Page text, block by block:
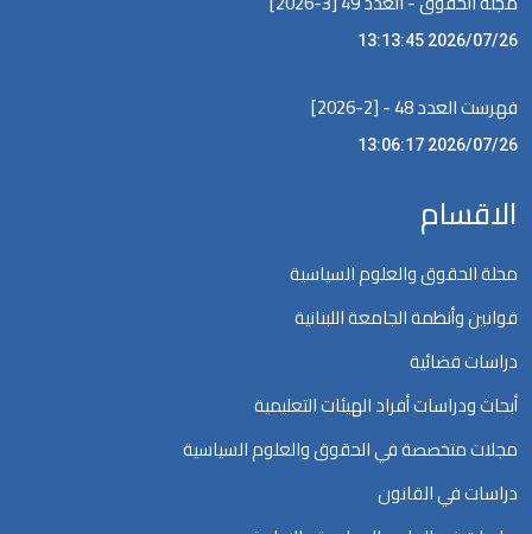
2026/07/26 13:13:45
فهرست العدد 48 - [2-2026]
2026/07/26 13:06:17
الاقسام
مجلة الحقوق والعلوم السياسية
قوانين وأنظمة الجامعة اللبنانية
دراسات قضائية
أبحاث ودراسات أفراد الهيئات التعليمية
مجلات متخصصة في الحقوق والعلوم السياسية
دراسات في القانون